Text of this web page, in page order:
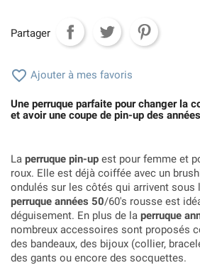
Partager
 Ajouter à mes favoris
Une perruque parfaite pour changer la
et avoir une coupe de pin-up des
La perruque pin-up est pour femme et
roux. Elle est déjà coiffée avec un
ondulés sur les côtés qui arrivent sous
perruque années 50/60's rousse est
déguisement. En plus de la perruque
nombreux accessoires sont proposés
des bandeaux, des bijoux (collier,
des gants ou encore des socquettes.